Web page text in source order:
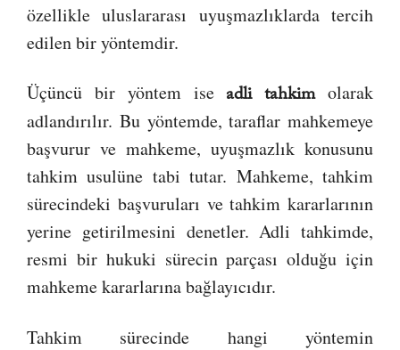
özellikle uluslararası uyuşmazlıklarda tercih
edilen bir yöntemdir.
Üçüncü bir yöntem ise adli tahkimolarak
adlandırılır. Bu yöntemde, taraflar mahkemeye
başvurur ve mahkeme, uyuşmazlık konusunu
tahkim usulüne tabi tutar. Mahkeme, tahkim
sürecindeki başvuruları ve tahkim kararlarının
yerine getirilmesini denetler. Adli tahkimde,
resmi bir hukuki sürecin parçası olduğu için
mahkeme kararlarına bağlayıcıdır.
Tahkim sürecinde hangi yöntemin